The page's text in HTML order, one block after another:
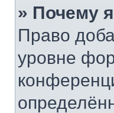
» Почему
Право
уровне